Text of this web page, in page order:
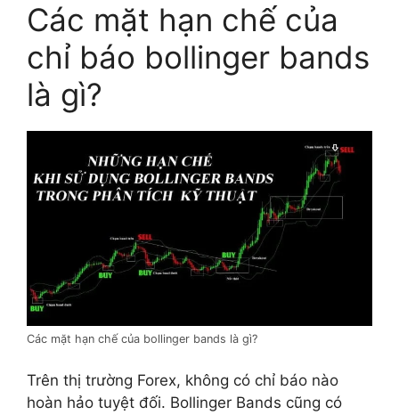
Các mặt hạn chế của
chỉ báo bollinger bands
là gì?
Các mặt hạn chế của bollinger bands là gì?
Trên thị trường Forex, không có chỉ báo nào
hoàn hảo tuyệt đối. Bollinger Bands cũng có